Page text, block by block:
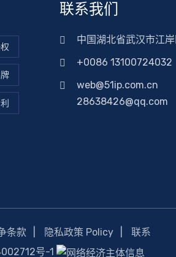
联系我们
中国湖北省武汉市江
+0086 13100724032
web@51ip.com.cn
28638426@qq.com
条款 隐私政策 Policy
联系
号-1